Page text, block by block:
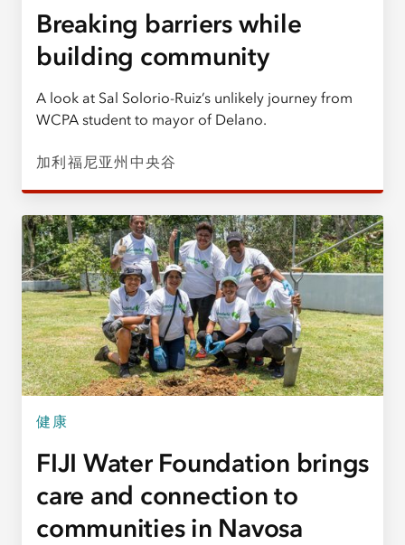
Breaking barriers while
building community
A look at Sal Solorio-Ruiz’s unlikely journey from
WCPA student to mayor of Delano.
加利福尼亚州中央谷
健康
FIJI Water Foundation brings
care and connection to
communities in Navosa